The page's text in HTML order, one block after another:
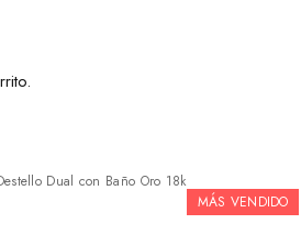
Dual con Baño Oro 18k
MÁS VENDIDO